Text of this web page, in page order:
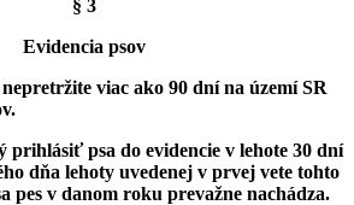
§ 3
Evidencia psov
viac ako 90 dní na území SR
psa do evidencie v lehote 30 dní
dňa lehoty uvedenej v prvej vete tohto
pes v danom roku prevažne nachádza.